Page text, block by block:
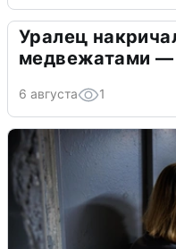
Уралец
медвежатами —
6 августа 1